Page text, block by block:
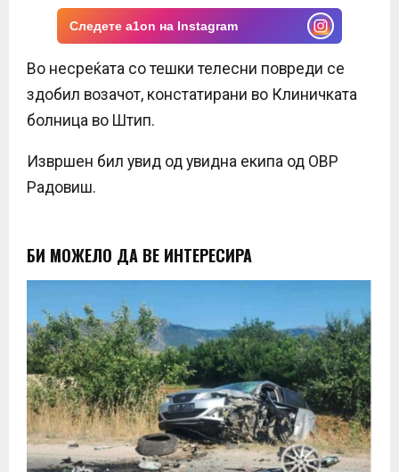
Следете a1on на Instagram
Во несреќата со тешки телесни повреди се
здобил возачот, констатирани во Клиничката
болница во Штип.
Извршен бил увид од увидна екипа од ОВР
Радовиш.
БИ МОЖЕЛО ДА ВЕ ИНТЕРЕСИРА